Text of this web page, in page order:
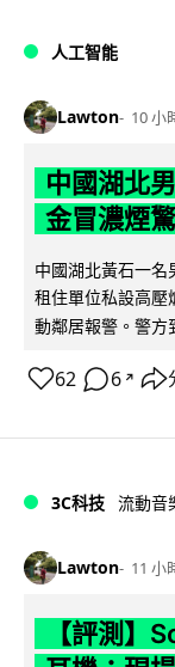
人工智能
Lawton 10 小
中國湖北
金冒濃煙
中國湖北黃石一
租住單位私設高壓
動鄰居報警。警方
62 6 ↗
3C科技 流動音
Lawton 11 小
【評測】